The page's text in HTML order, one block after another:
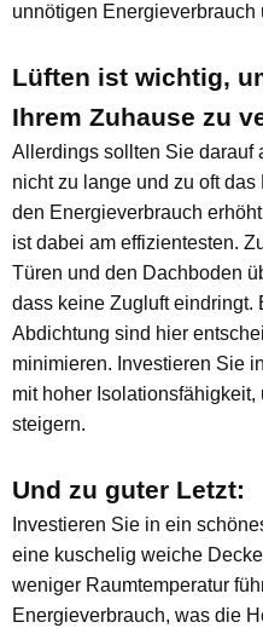
unnötigen Energieverbrauch
Lüften ist wichtig,
Ihrem Zuhause zu
Allerdings sollten Sie darauf
nicht zu lange und zu oft
den Energieverbrauch
ist dabei am effizientesten.
Türen und den Dachboden
dass keine Zugluft eindringt.
Abdichtung sind hier
minimieren. Investieren Sie
mit hoher
steigern.
Und zu guter Letzt:
Investieren Sie in ein
eine kuschelig weiche
weniger Raumtemperatur
Energieverbrauch, was die